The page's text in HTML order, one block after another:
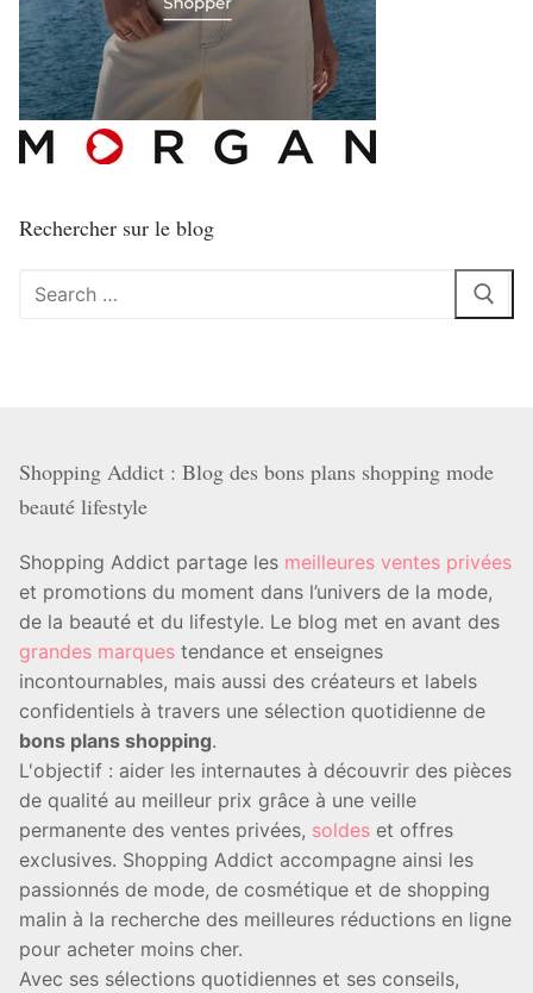
Rechercher sur le blog
Rechercher
Shopping Addict : Blog des bons plans shopping mode
beauté lifestyle
Shopping Addict partage les meilleures ventes privées
et promotions du moment dans l’univers de la mode,
de la beauté et du lifestyle. Le blog met en avant des
grandes marques tendance et enseignes
incontournables, mais aussi des créateurs et labels
confidentiels à travers une sélection quotidienne de
bons plans shopping.
L'objectif : aider les internautes à découvrir des pièces
de qualité au meilleur prix grâce à une veille
permanente des ventes privées, soldes et offres
exclusives. Shopping Addict accompagne ainsi les
passionnés de mode, de cosmétique et de shopping
malin à la recherche des meilleures réductions en ligne
pour acheter moins cher.
Avec ses sélections quotidiennes et ses conseils,